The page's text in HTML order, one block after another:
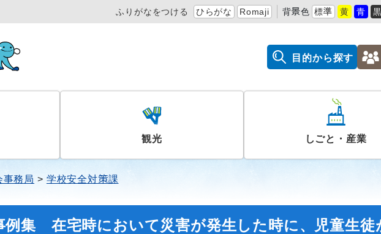
ふりがなをつける ひらがな Romaji 背景色 標準 黄 青 黒
目的から探す
観光 しごと・産業
事務局 学校安全対策課
例集 在宅時において災害が発生した時に、児童生徒